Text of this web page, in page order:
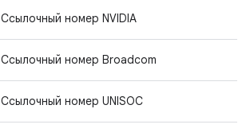
Ссылочный номер NVIDIA
Ссылочный номер Broadcom
Ссылочный номер UNISOC